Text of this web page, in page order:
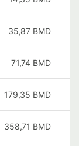
35,87 BMD
71,74 BMD
179,35 BMD
358,71 BMD